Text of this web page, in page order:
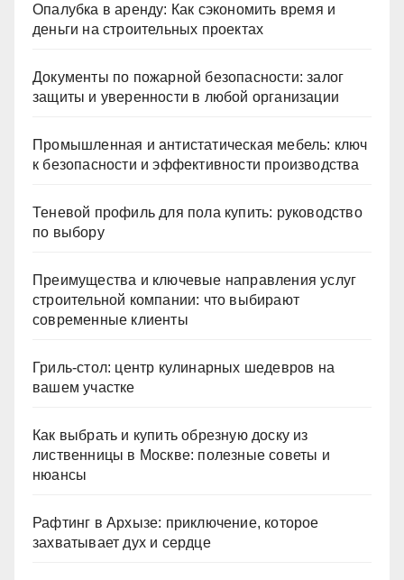
Опалубка в аренду: Как сэкономить время и
деньги на строительных проектах
Документы по пожарной безопасности: залог
защиты и уверенности в любой организации
Промышленная и антистатическая мебель: ключ
к безопасности и эффективности производства
Теневой профиль для пола купить: руководство
по выбору
Преимущества и ключевые направления услуг
строительной компании: что выбирают
современные клиенты
Гриль-стол: центр кулинарных шедевров на
вашем участке
Как выбрать и купить обрезную доску из
лиственницы в Москве: полезные советы и
нюансы
Рафтинг в Архызе: приключение, которое
захватывает дух и сердце